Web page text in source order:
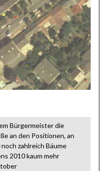
Bürgermeister die
an den Positionen, an
zahlreich Bäume
2010 kaum mehr